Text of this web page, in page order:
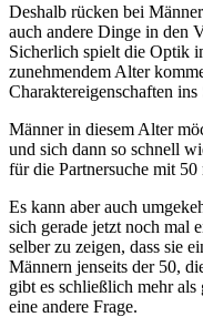
Deshalb rücken bei
auch andere Dinge in den
Sicherlich spielt die Optik
zunehmendem Alter
Charaktereigenschaften ins
Männer in diesem Alter
und sich dann so schnell
für die Partnersuche mit
Es kann aber auch
sich gerade jetzt noch mal
selber zu zeigen, dass sie
Männern jenseits der 50,
gibt es schließlich mehr
eine andere Frage.